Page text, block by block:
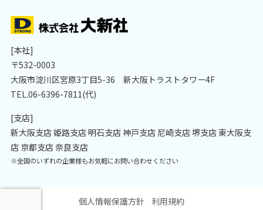
[本社]
〒532-0003
大阪市淀川区宮原3丁目5-36 新大阪トラストタワー4F
TEL.06-6396-7811(代)
[支店]
新大阪支店 姫路支店 明石支店 神戸支店 尼崎支店 堺支店 東大阪支
店 京都支店 奈良支店
※全国のいずれの企業様もお気軽にお問い合わせください
個人情報保護方針 利用規約